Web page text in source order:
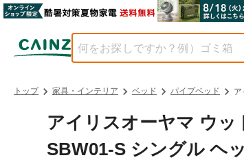
トップ 家具・インテリア ベッド パイプベッド
アイリスオーヤマ ウ
SBW01-S シングル ヘ